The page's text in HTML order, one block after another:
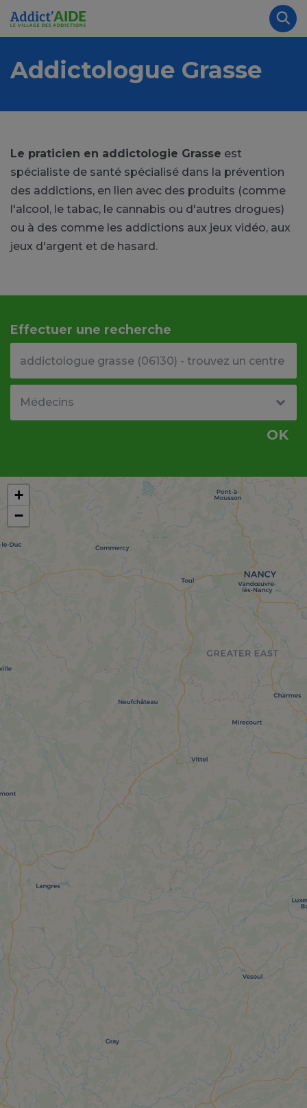
Aller au contenu principal
Addictologue Grasse
Le praticien en addictologie Grasse est
spécialiste de santé spécialisé dans la prévention
des addictions, en lien avec des produits (comme
l'alcool, le tabac, le cannabis ou d'autres drogues)
ou à des comme les addictions aux jeux vidéo, aux
jeux d'argent et de hasard.
Effectuer une recherche
OK
+
−
Panneau de gestion des cookies